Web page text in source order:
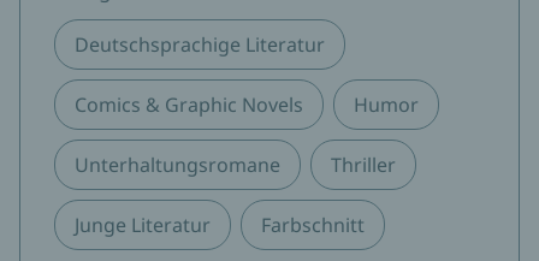
Deutschsprachige Literatur
Comics & Graphic Novels Humor
Unterhaltungsromane Thriller
Junge Literatur Farbschnitt